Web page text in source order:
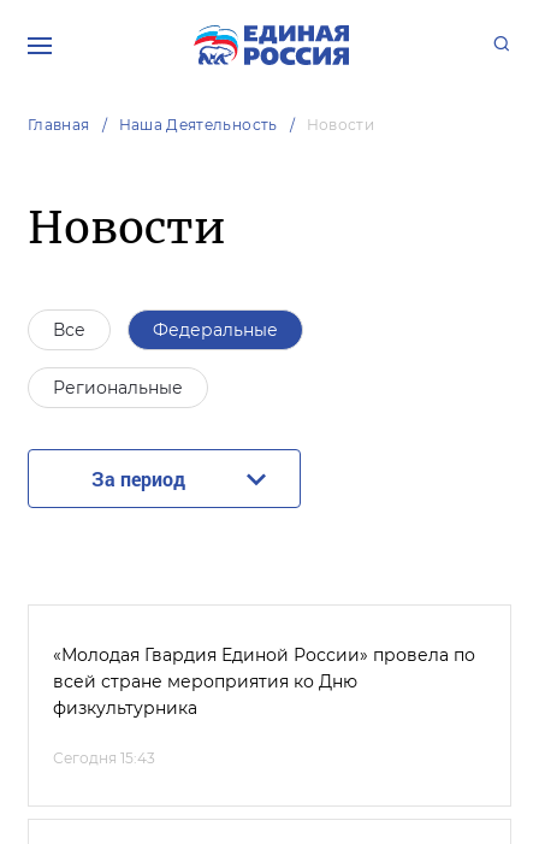
Главная Наша Деятельность Новости
Новости
Все Федеральные
Региональные
За период
«Молодая Гвардия Единой России» провела по
всей стране мероприятия ко Дню
физкультурника
Сегодня 15:43